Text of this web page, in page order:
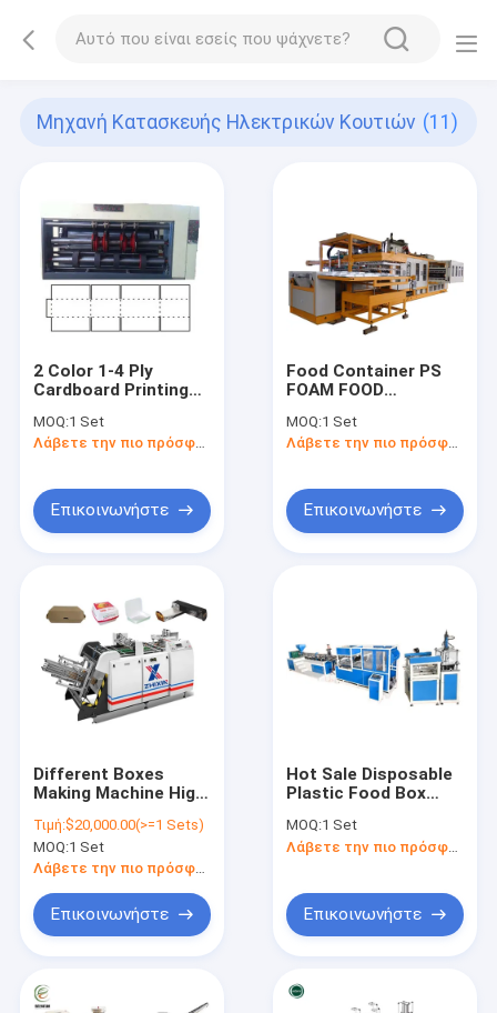
Μηχανή Κατασκευής Ηλεκτρικών Κουτιών (11)
2 Color 1-4 Ply
Cardboard Printing
Corrugated Boxes
MOQ:1 Set
Λάβετε την πιο πρόσφατη τιμή
Επικοινωνήστε
Food Container PS
FOAM FOOD
DISH BOWL/tray/bowl
MAKING MACHINE
MOQ:1 Set
Λάβετε την πιο πρόσφατη τιμή
Επικοινωνήστε
Different Boxes
Making Machine High
Paper Box Machine
Τιμή:$20,000.00(>=1 Sets)
MOQ:1 Set
Λάβετε την πιο πρόσφατη τιμή
Επικοινωνήστε
Hot Sale Disposable
Plastic Food Box
Box Making Machine
MOQ:1 Set
Επικοινωνήστε